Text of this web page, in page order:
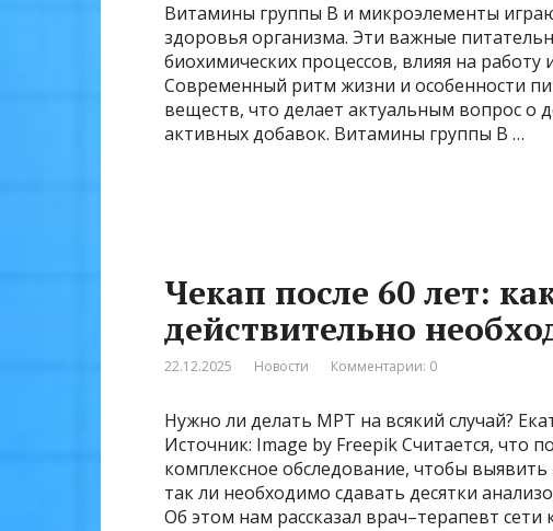
Витамины группы B и микроэлементы
здоровья организма. Эти важные
биохимических процессов, влияя на
Современный ритм жизни и особенности
веществ, что делает актуальным вопрос о
активных добавок. Витамины группы B …
Чекап после 60 лет:
действительно
22.12.2025 Новости Комментарии: 0
Нужно ли делать МРТ на всякий случай?
Источник: Image by Freepik Считается, что
комплексное обследование, чтобы
так ли необходимо сдавать десятки
Об этом нам рассказал врач–терапевт